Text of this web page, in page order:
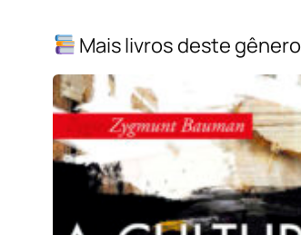
Mais livros deste gênero